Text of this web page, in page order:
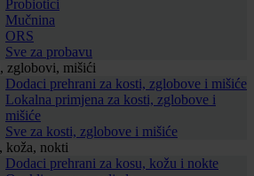
Probiotici
Mučnina
ORS
Sve za probavu
zglobovi, mišići
Dodaci prehrani za kosti, zglobove i mišiće
Lokalna primjena za kosti, zglobove i
mišiće
Sve za kosti, zglobove i mišiće
koža, nokti
Dodaci prehrani za kosu, kožu i nokte